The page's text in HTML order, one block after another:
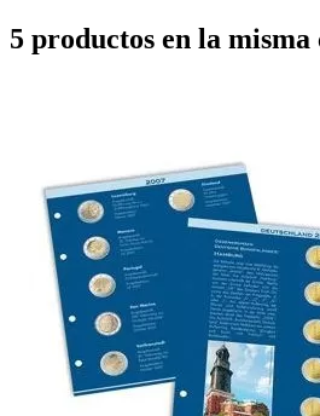
5 productos en la